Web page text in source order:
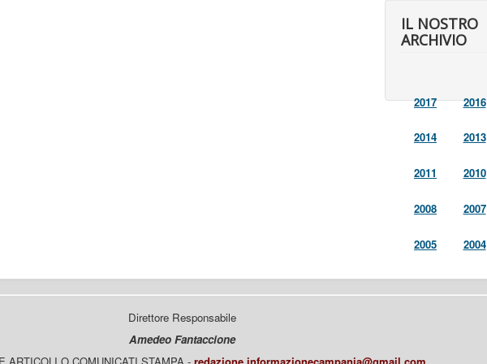
IL NOSTRO
ARCHIVIO
2017 2016
2014 2013
2011 2010
2008 2007
2005 2004
Direttore Responsabile
Amedeo Fantaccione